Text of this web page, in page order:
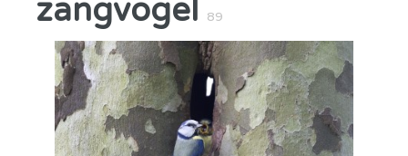
zangvogel 89